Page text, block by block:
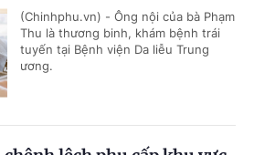
(Chinhphu.vn) - Ông nội của bà Phạm
Thu là thương binh, khám bệnh trái
tuyến tại Bệnh viện Da liễu Trung
ương.